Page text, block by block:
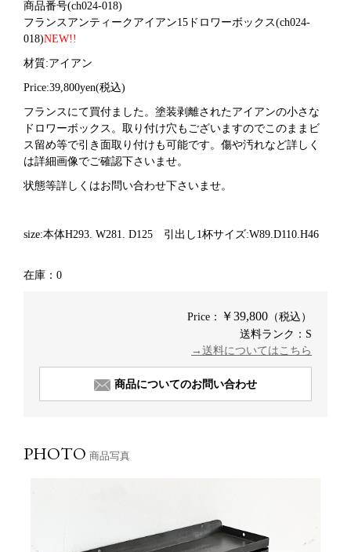
商品番号(ch024-018)
フランスアンティークアイアン15ドロワーボックス(ch024-
018)NEW!!
材質:アイアン
Price:39,800yen(税込)
フランスにて買付ました。塗装剥離されたアイアンの小さな
ドロワーボックス。取り付け穴もございますのでこのままビ
ス留め等で引き面取り付けも可能です。傷や汚れなど詳しく
は詳細画像でご確認下さいませ。
状態等詳しくはお問い合わせ下さいませ。
size:本体H293. W281. D125 引出し1杯サイズ:W89.D110.H46
在庫：0
Price： ￥39,800 （税込）
送料ランク：S
→送料についてはこちら
商品についてのお問い合わせ
PHOTO 商品写真